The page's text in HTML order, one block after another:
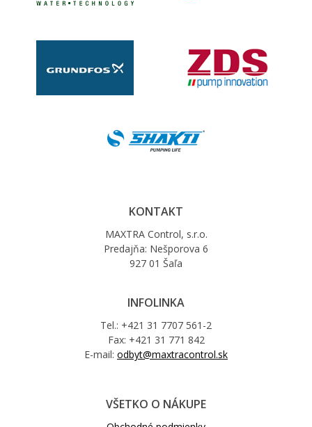
KONTAKT
MAXTRA Control, s.r.o.
Predajňa: Nešporova 6
927 01 Šaľa
INFOLINKA
Tel.: +421 31 7707 561-2
Fax: +421 31 771 842
E-mail: odbyt@maxtracontrol.sk
VŠETKO O NÁKUPE